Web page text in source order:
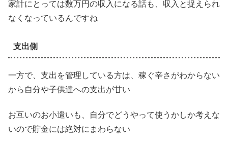
家計にとっては数万円の収入になる話も、収入と捉えられ
なくなっているんですね
支出側
一方で、支出を管理している方は、稼ぐ辛さがわからない
から自分や子供達への支出が甘い
お互いのお小遣いも、自分でどうやって使うかしか考えな
いので貯金には絶対にまわらない